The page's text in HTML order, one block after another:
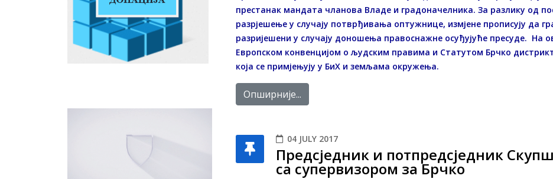
престанак мандата чланова Владе и градоначелника. За разлику од
разрјешење у случају потврђивања оптужнице, измјене прописују да
разријешени у случају доношења правоснажне осуђујуће пресуде. На
Европском конвенцијом о људским правима и Статутом Брчко
која се примјењују у БиХ и земљама окружења.
Опширније...
04 JULY 2017
Предсједник и потпредсједник
са супервизором за Брчко